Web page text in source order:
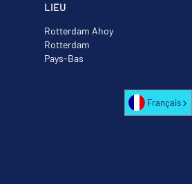
LIEU
Rotterdam Ahoy
Rotterdam
Pays-Bas
Français